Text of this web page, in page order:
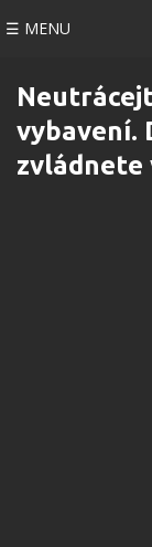
☰ MENU
vybavení.
zvládnete